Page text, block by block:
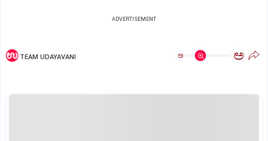
ADVERTISEMENT
TEAM UDAYAVANI ಅ ಅ